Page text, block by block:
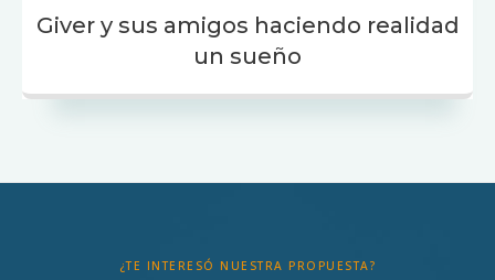
Giver y sus amigos haciendo realidad
un sueño
¿TE INTERESÓ NUESTRA PROPUESTA?